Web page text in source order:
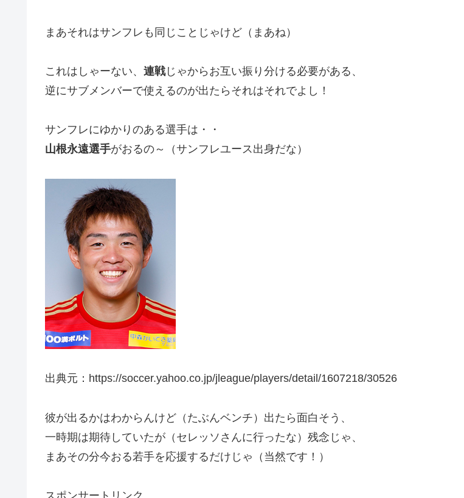
まあそれはサンフレも同じことじゃけど（まあね）
これはしゃーない、 連戦じゃからお互い振り分ける必要がある、
逆にサブメンバーで使えるのが出たらそれはそれでよし！
サンフレにゆかりのある選手は・・
山根永遠選手がおるの～（サンフレユース出身だな）
出典元：https://soccer.yahoo.co.jp/jleague/players/detail/1607218/30526
彼が出るかはわからんけど（たぶんベンチ）出たら面白そう、
一時期は期待していたが（セレッソさんに行ったな）残念じゃ、
まあその分今おる若手を応援するだけじゃ（当然です！）
スポンサートリンク